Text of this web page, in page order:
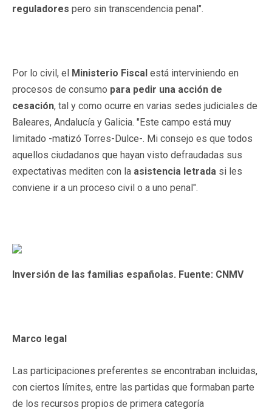
reguladores pero sin transcendencia penal".
Por lo civil, el Ministerio Fiscal está interviniendo en
procesos de consumo para pedir una acción de
cesación, tal y como ocurre en varias sedes judiciales de
Baleares, Andalucía y Galicia. "Este campo está muy
limitado -matizó Torres-Dulce-. Mi consejo es que todos
aquellos ciudadanos que hayan visto defraudadas sus
expectativas mediten con la asistencia letrada si les
conviene ir a un proceso civil o a uno penal".
Inversión de las familias españolas. Fuente: CNMV
Marco legal
Las participaciones preferentes se encontraban incluidas,
con ciertos límites, entre las partidas que formaban parte
de los recursos propios de primera categoría